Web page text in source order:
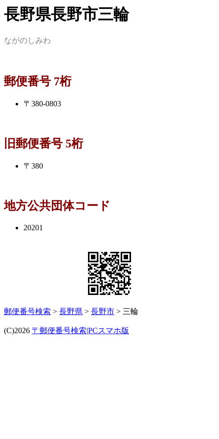
長野県長野市三輪
ながのしみわ
郵便番号 7桁
〒380-0803
旧郵便番号 5桁
〒380
地方公共団体コード
20201
郵便番号検索 > 長野県 > 長野市 > 三輪
(C)2026 〒郵便番号検索|PCスマホ版